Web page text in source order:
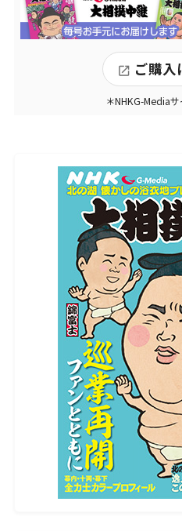
通訳・翻訳
法人のみなさま
イベントの企画制作・配信
官公庁・企業の動画制作
スポーツ事業
通訳・翻訳サービス
通訳・翻訳者養成講座
採用情報
採用要件
新卒採用(既卒者含む)
キャリア採用 (Gメディア退職
社員紹介
環境を知る
キャリアアップ／研修制度
ご購入
＊NHKG-Media